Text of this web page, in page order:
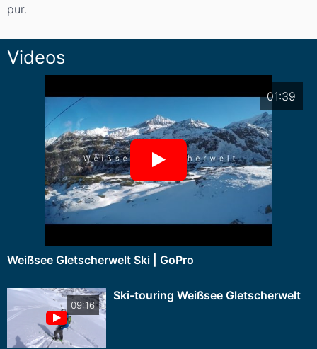
pur.
Videos
01:39
Weißsee Gletscherwelt Ski | GoPro
09:16
Ski-touring Weißsee Gletscherwelt